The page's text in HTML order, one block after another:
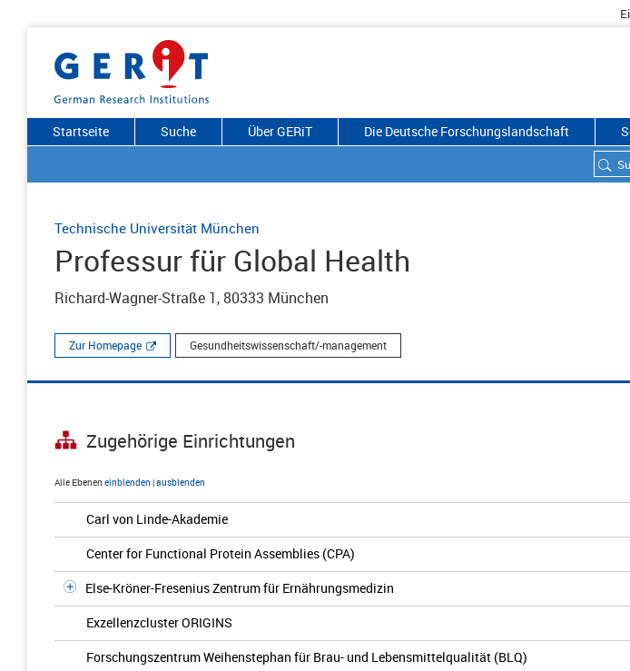
Startseite Suche Über GERiT Die Deutsche Forschungslandschaft
Technische Universität München
Professur für Global Health
Richard-Wagner-Straße 1, 80333 München
Zur Homepage Gesundheitswissenschaft/-management
Zugehörige Einrichtungen
Alle Ebenen einblenden |ausblenden
Carl von Linde-Akademie
Center for Functional Protein Assemblies (CPA)
Else-Kröner-Fresenius Zentrum für Ernährungsmedizin
Exzellenzcluster ORIGINS
Forschungszentrum Weihenstephan für Brau- und Lebensmittelqualität (BLQ)